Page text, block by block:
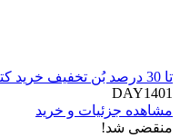
تا 30 درصد بُن تخفیف خرید کتاب از سی بوک
DAY1401
مشاهده جزئیات و خرید
منقضی شد!